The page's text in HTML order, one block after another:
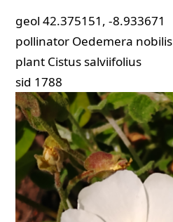
geol 42.375151, -8.933671
pollinator Oedemera nobilis
plant Cistus salviifolius
sid 1788